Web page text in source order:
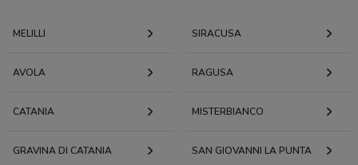
MELILLI SIRACUSA
AVOLA RAGUSA
CATANIA MISTERBIANCO
GRAVINA DI CATANIA SAN GIOVANNI LA PUNTA